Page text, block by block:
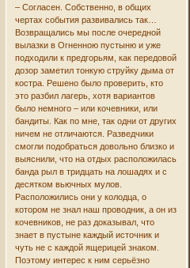
– Согласен. Собственно, в общих
чертах события развивались так…
Возвращались мы после очередной
вылазки в Огненною пустыню и уже
подходили к предгорьям, как передовой
дозор заметил тонкую струйку дыма от
костра. Решено было проверить, кто
это разбил лагерь, хотя вариантов
было немного – или кочевники, или
бандиты. Как по мне, так одни от других
ничем не отличаются. Разведчики
смогли подобраться довольно близко и
выяснили, что на отдых расположилась
банда рыл в тридцать на лошадях и с
десятком вьючных мулов.
Расположились они у колодца, о
котором не знал наш проводник, а он из
кочевников, не раз доказывал, что
знает в пустыне каждый источник и
чуть не с каждой ящерицей знаком.
Поэтому интерес к ним серьёзно